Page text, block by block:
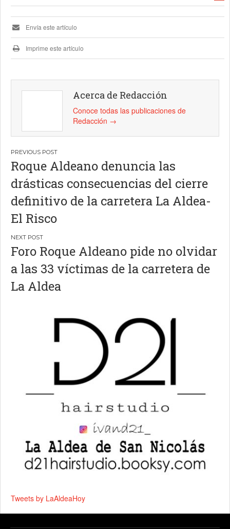
Envía este artículo
Imprime este artículo
Acerca de Redacción
Conoce todas las publicaciones de
Redacción →
Navegación
de
entradas
Roque Aldeano denuncia las
drásticas consecuencias del cierre
definitivo de la carretera La Aldea-
El Risco
Foro Roque Aldeano pide no olvidar
a las 33 víctimas de la carretera de
La Aldea
Tweets by LaAldeaHoy